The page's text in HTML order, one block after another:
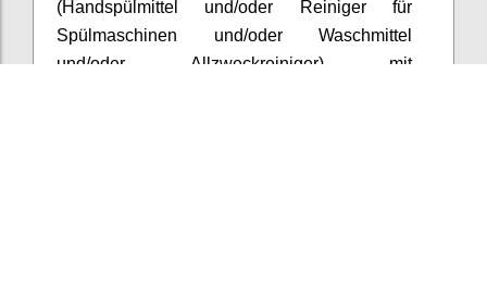
(Handspülmittel und/oder Reiniger für
Spülmaschinen und/oder Waschmittel
und/oder Allzweckreiniger) mit